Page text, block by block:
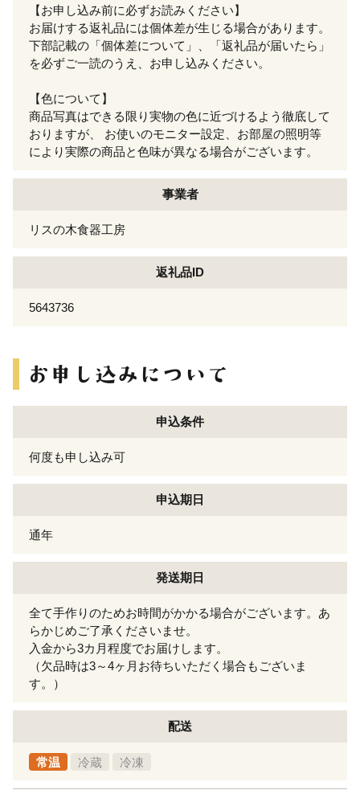
【お申し込み前に必ずお読みください】
お届けする返礼品には個体差が生じる場合があります。
下部記載の「個体差について」、「返礼品が届いたら」
を必ずご一読のうえ、お申し込みください。
【色について】
商品写真はできる限り実物の色に近づけるよう徹底して
おりますが、 お使いのモニター設定、お部屋の照明等
により実際の商品と色味が異なる場合がございます。
事業者
リスの木食器工房
返礼品ID
5643736
申込条件
何度も申し込み可
申込期日
通年
発送期日
全て手作りのためお時間がかかる場合がございます。あ
らかじめご了承くださいませ。
入金から3カ月程度でお届けします。
（欠品時は3～4ヶ月お待ちいただく場合もございま
す。）
配送
常温 冷蔵 冷凍